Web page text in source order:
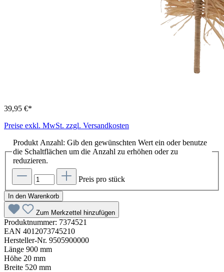
39,95 €*
Preise exkl. MwSt. zzgl. Versandkosten
Produkt Anzahl: Gib den gewünschten Wert ein oder benutze
die Schaltflächen um die Anzahl zu erhöhen oder zu
reduzieren.
Preis pro stück
In den Warenkorb
Zum Merkzettel hinzufügen
Produktnummer: 7374521
EAN 4012073745210
Hersteller-Nr. 9505900000
Länge 900 mm
Höhe 20 mm
Breite 520 mm